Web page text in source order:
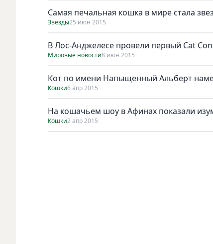
Самая печальная кошка в мире стала
Звезды25 июн 2015
В Лос-Анджелесе провели первый Cat Con
Мировые новости8 июн 2015
Кот по имени Напыщенный Альберт
Кошки6 апр 2015
На кошачьем шоу в Афинах показали
Кошки2 апр 2015